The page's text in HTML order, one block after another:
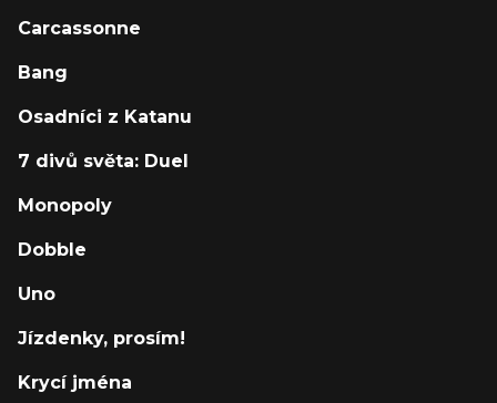
Carcassonne
Bang
Osadníci z Katanu
7 divů světa: Duel
Monopoly
Dobble
Uno
Jízdenky, prosím!
Krycí jména